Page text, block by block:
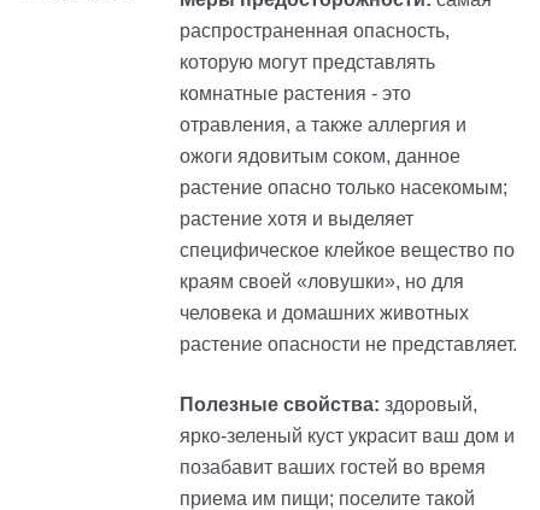
распространенная опасность,
которую могут представлять
комнатные растения - это
отравления, а также аллергия и
ожоги ядовитым соком, данное
растение опасно только насекомым;
растение хотя и выделяет
специфическое клейкое вещество по
краям своей «ловушки», но для
человека и домашних животных
растение опасности не представляет.
Полезные свойства: здоровый,
ярко-зеленый куст украсит ваш дом и
позабавит ваших гостей во время
приема им пищи; поселите такой